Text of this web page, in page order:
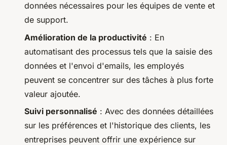
données nécessaires pour les équipes de vente et
de support.
Amélioration de la productivité : En
automatisant des processus tels que la saisie des
données et l'envoi d'emails, les employés
peuvent se concentrer sur des tâches à plus forte
valeur ajoutée.
Suivi personnalisé : Avec des données détaillées
sur les préférences et l'historique des clients, les
entreprises peuvent offrir une expérience sur